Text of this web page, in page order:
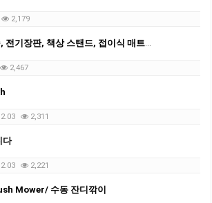
2,179
, 책상 스탠드, 접이식 매트리스, 샤오미멀티탭 저렴하게 판매합니다
2,467
2,311
다
2,221
Mower/ 수동 잔디깎이